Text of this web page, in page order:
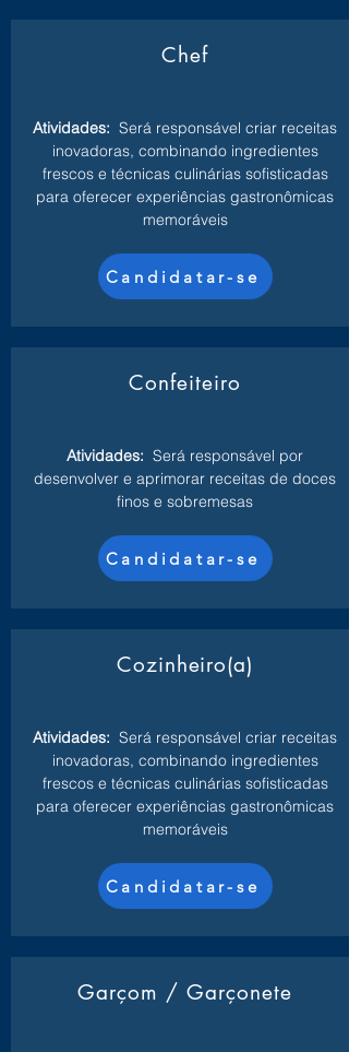
Chef
Atividades: Será responsável criar receitas
inovadoras, combinando ingredientes
frescos e técnicas culinárias sofisticadas
para oferecer experiências gastronômicas
memoráveis
Candidatar-se
Confeiteiro
Atividades: Será responsável por
desenvolver e aprimorar receitas de doces
finos e sobremesas
Candidatar-se
Cozinheiro(a)
Atividades: Será responsável criar receitas
inovadoras, combinando ingredientes
frescos e técnicas culinárias sofisticadas
para oferecer experiências gastronômicas
memoráveis
Candidatar-se
Garçom / Garçonete